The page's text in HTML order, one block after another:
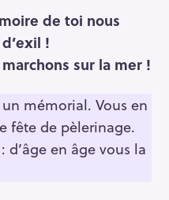
de toi nous
!
sur la mer !
mémorial. Vous en
fête de pèlerinage.
d’âge en âge vous la